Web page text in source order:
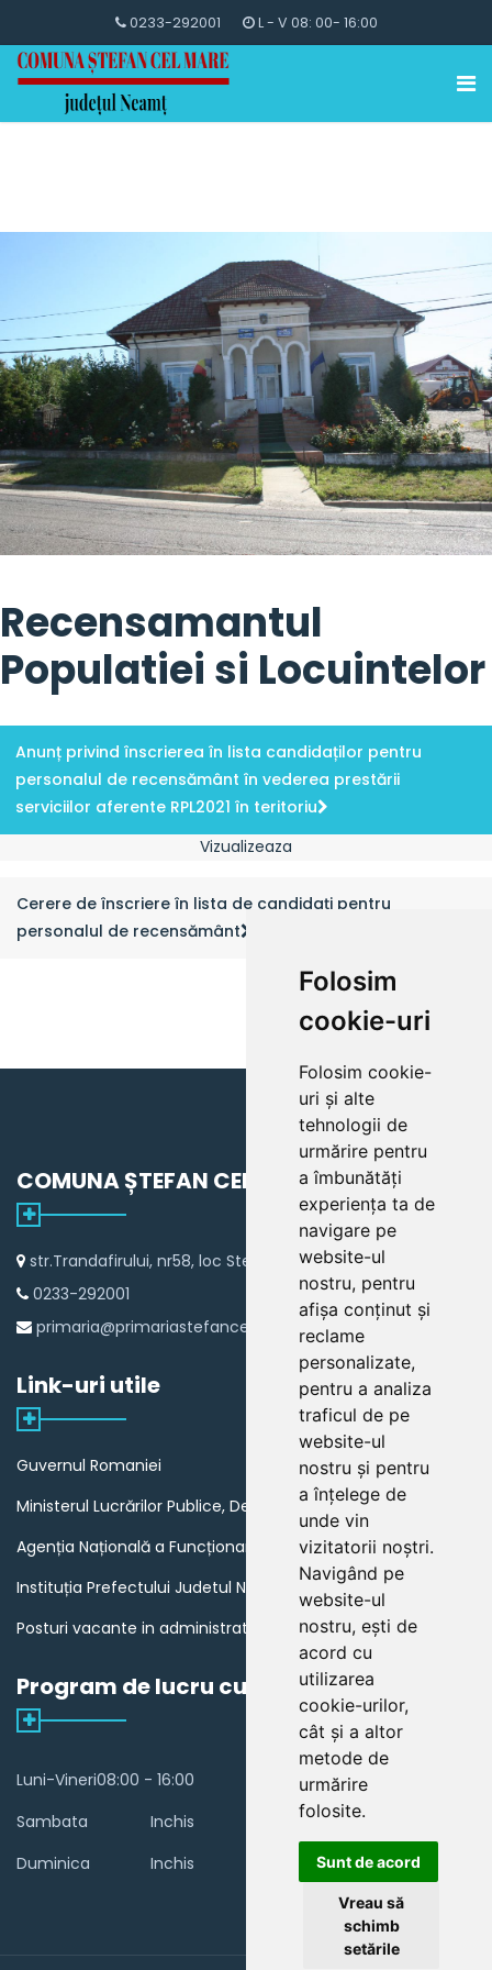
Folosim
cookie-uri
Folosim cookie-
uri și alte
tehnologii de
urmărire pentru
a îmbunătăți
experiența ta de
navigare pe
website-ul
nostru, pentru
afișa conținut și
reclame
personalizate,
pentru a analiza
traficul de pe
website-ul
nostru și pentru
a înțelege de
unde vin
vizitatorii noștri.
Navigând pe
website-ul
nostru, ești de
acord cu
utilizarea
cookie-urilor,
cât și a altor
metode de
urmărire
folosite.
Sunt de acord
Vreau să
schimb
setările
0233-292001 L - V 08: 00- 16:00
Recensamantul
Populatiei si Locuintelor
Anunț privind înscrierea în lista candidaților pentru
personalul de recensământ în vederea prestării
serviciilor aferente RPL2021 în teritoriu
Vizualizeaza
Cerere de înscriere în lista de candidați pentru
personalul de recensământ
COMUNA ȘTEFAN CEL MARE
str.Trandafirului, nr58, loc Stefan cel Mare
0233-292001
primaria@primariastefancelmare.ro
Link-uri utile
Guvernul Romaniei
Ministerul Lucrărilor Publice, Dezvoltării și Administrației
Agenția Națională a Funcționarilor Publici
Instituția Prefectului Judetul Neamt
Posturi vacante in administratia publica din Romania
Program de lucru cu publicul
Luni-Vineri08:00 - 16:00
Sambata
Inchis
Duminica
Inchis